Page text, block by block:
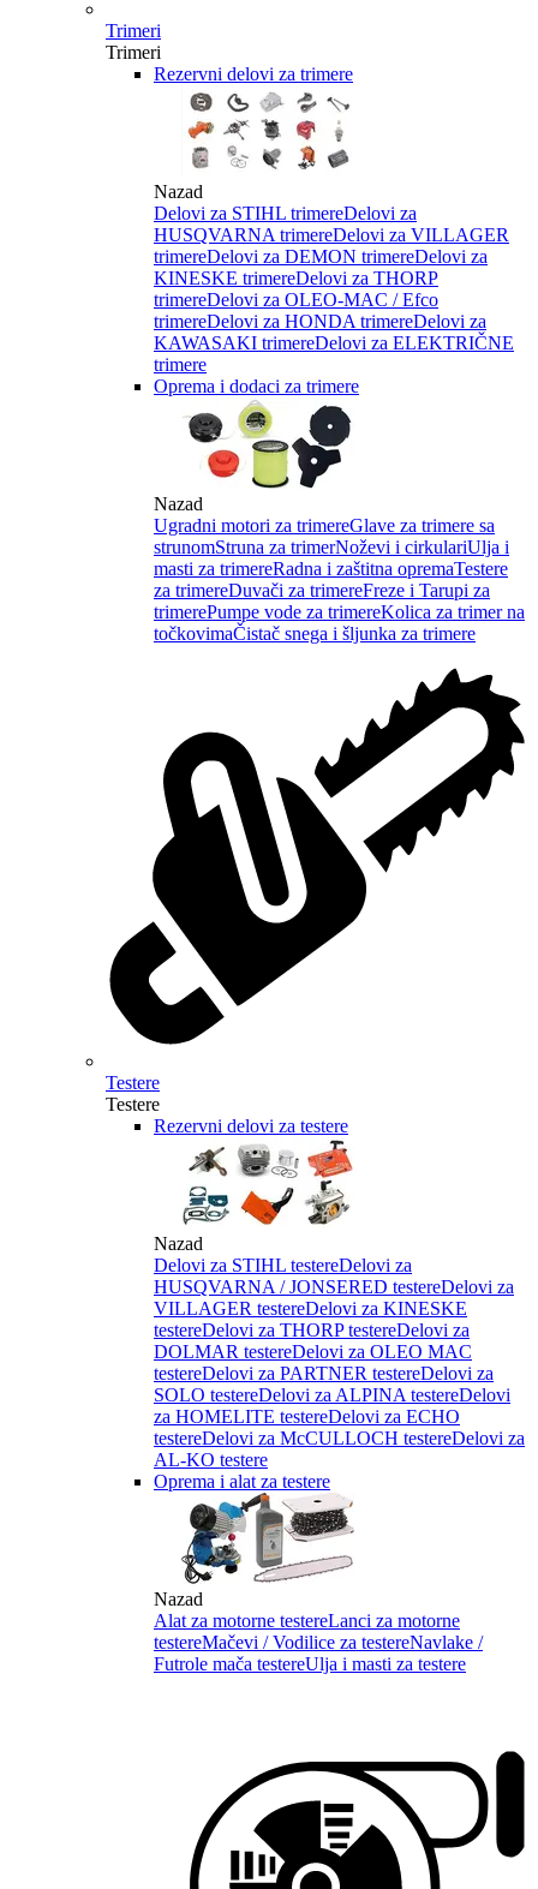
Trimeri
Trimeri
Rezervni delovi za trimere
Nazad
Delovi za STIHL trimereDelovi za
HUSQVARNA trimereDelovi za VILLAGER
trimereDelovi za DEMON trimereDelovi za
KINESKE trimereDelovi za THORP
trimereDelovi za OLEO-MAC / Efco
trimereDelovi za HONDA trimereDelovi za
KAWASAKI trimereDelovi za ELEKTRIČNE
trimere
Oprema i dodaci za trimere
Nazad
Ugradni motori za trimereGlave za trimere sa
strunomStruna za trimerNoževi i cirkulariUlja i
masti za trimereRadna i zaštitna opremaTestere
za trimereDuvači za trimereFreze i Tarupi za
trimerePumpe vode za trimereKolica za trimer na
točkovimaČistač snega i šljunka za trimere
Testere
Testere
Rezervni delovi za testere
Nazad
Delovi za STIHL testereDelovi za
HUSQVARNA / JONSERED testereDelovi za
VILLAGER testereDelovi za KINESKE
testereDelovi za THORP testereDelovi za
DOLMAR testereDelovi za OLEO MAC
testereDelovi za PARTNER testereDelovi za
SOLO testereDelovi za ALPINA testereDelovi
za HOMELITE testereDelovi za ECHO
testereDelovi za McCULLOCH testereDelovi za
AL-KO testere
Oprema i alat za testere
Nazad
Alat za motorne testereLanci za motorne
testereMačevi / Vodilice za testereNavlake /
Futrole mača testereUlja i masti za testere